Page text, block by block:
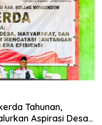
Tahunan,
Aspirasi Desa